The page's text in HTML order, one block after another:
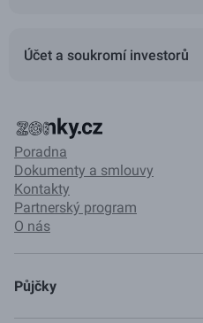
Účet a soukromí investorů
Poradna
Dokumenty a smlouvy
Kontakty
Partnerský program
O nás
Půjčky